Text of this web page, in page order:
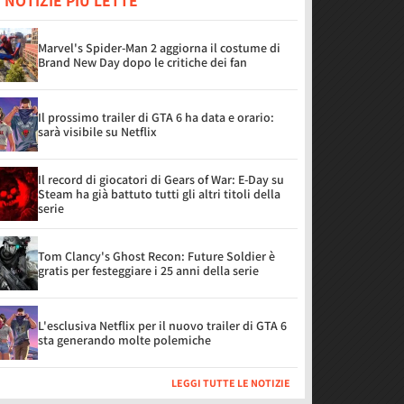
Marvel's Spider-Man 2 aggiorna il costume di
Brand New Day dopo le critiche dei fan
Il prossimo trailer di GTA 6 ha data e orario:
sarà visibile su Netflix
Il record di giocatori di Gears of War: E-Day su
Steam ha già battuto tutti gli altri titoli della
serie
Tom Clancy's Ghost Recon: Future Soldier è
gratis per festeggiare i 25 anni della serie
L'esclusiva Netflix per il nuovo trailer di GTA 6
sta generando molte polemiche
LEGGI TUTTE LE NOTIZIE